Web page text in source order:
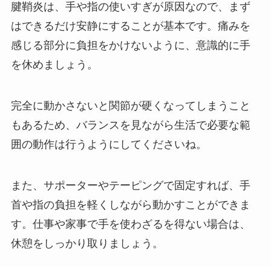
腱鞘炎は、手や指の使いすぎが原因なので、まず
はできるだけ安静にすることが基本です。痛みを
感じる部分に負担をかけないように、意識的に手
を休めましょう。
完全に動かさないと関節が硬くなってしまうこと
もあるため、バランスを見ながら生活で必要な範
囲の動作は行うようにしてくださいね。
また、サポーターやテーピングで固定すれば、手
首や指の負担を軽くしながら動かすことができま
す。仕事や家事で手を使わざるを得ない場合は、
休憩をしっかり取りましょう。